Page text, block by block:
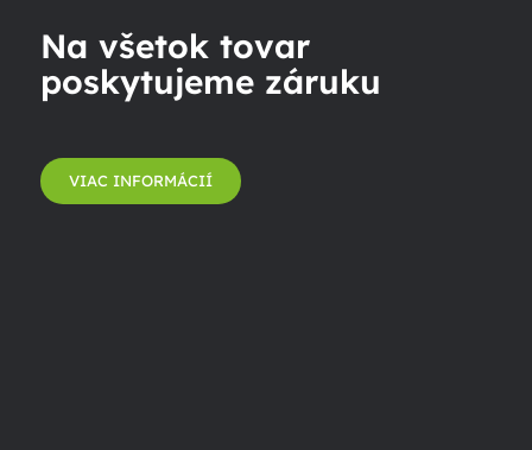
Na všetok tovar
poskytujeme záruku
VIAC INFORMÁCIÍ